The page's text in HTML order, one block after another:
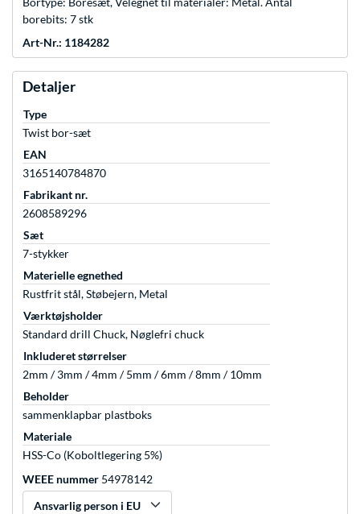
borebits: 7 stk
Art-Nr.: 1184282
Detaljer
Type
Twist bor-sæt
EAN
3165140784870
Fabrikant nr.
2608589296
Sæt
7-stykker
Materielle egnethed
Rustfrit stål, Støbejern, Metal
Værktøjsholder
Standard drill Chuck, Nøglefri chuck
Inkluderet størrelser
2mm / 3mm / 4mm / 5mm / 6mm / 8mm / 10mm
Beholder
sammenklapbar plastboks
Materiale
HSS-Co (Koboltlegering 5%)
WEEE nummer 54978142
Ansvarlig person i EU